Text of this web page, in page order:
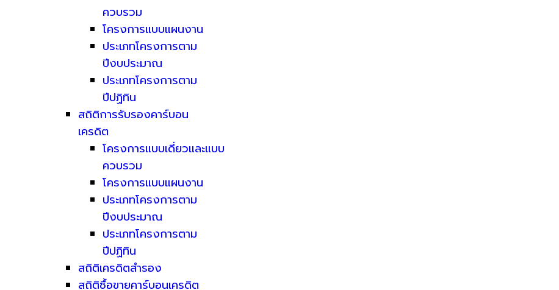
ควบรวม
โครงการแบบแผนงาน
ประเภทโครงการตาม
ปีงบประมาณ
ประเภทโครงการตาม
ปีปฏิทิน
สถิติการรับรองคาร์บอน
เครดิต
โครงการแบบเดี่ยวและแบบ
ควบรวม
โครงการแบบแผนงาน
ประเภทโครงการตาม
ปีงบประมาณ
ประเภทโครงการตาม
ปีปฏิทิน
สถิติเครดิตสำรอง
สถิติซื้อขายคาร์บอนเครดิต